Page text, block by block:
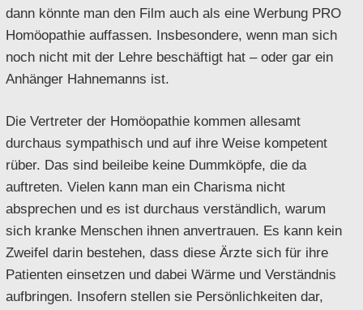
dann könnte man den Film auch als eine Werbung PRO
Homöopathie auffassen. Insbesondere, wenn man sich
noch nicht mit der Lehre beschäftigt hat – oder gar ein
Anhänger Hahnemanns ist.
Die Vertreter der Homöopathie kommen allesamt
durchaus sympathisch und auf ihre Weise kompetent
rüber. Das sind beileibe keine Dummköpfe, die da
auftreten. Vielen kann man ein Charisma nicht
absprechen und es ist durchaus verständlich, warum
sich kranke Menschen ihnen anvertrauen. Es kann kein
Zweifel darin bestehen, dass diese Ärzte sich für ihre
Patienten einsetzen und dabei Wärme und Verständnis
aufbringen. Insofern stellen sie Persönlichkeiten dar,